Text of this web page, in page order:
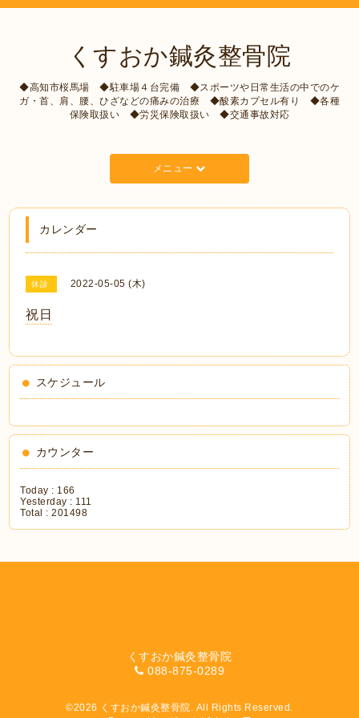
くすおか鍼灸整骨院
◆高知市桜馬場 ◆駐車場４台完備 ◆スポーツや日常生活の中でのケ
ガ・首、肩、腰、ひざなどの痛みの治療 ◆酸素カプセル有り ◆各種
保険取扱い ◆労災保険取扱い ◆交通事故対応
メニュー
カレンダー
休診 2022-05-05 (木)
祝日
スケジュール
カウンター
Today : 166
Yesterday : 111
Total :201498
くすおか鍼灸整骨院
088-875-0289
©2026 くすおか鍼灸整骨院. All Rights Reserved.